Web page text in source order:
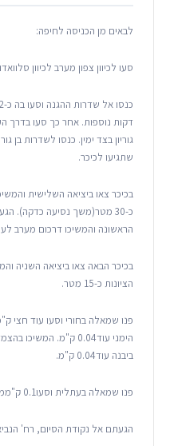
לבאים מן הכניסה לחיפה:
סעו לכיוון צפון מערב לכיוון
גוריון בצד ימין. כנסו לשדרות בן
שתגיעו לכיכר.
בכיכר צאו ביציאה השלישית
כ-30 מטר(משך נסיעה כדקה).
הראשונה והמשיכו דרכום מערב
בכיכר הבאה צאו ביציאה השניה
הציונות כ-15 מטר.
פנו שמאלה בחורי וסעו עוד
הימני עוד0.04 ק"מ.
ביבנה עוד0.04 ק"מ.
פנו שמאלה בעתלית וסעו0.1 ק"ממשך כדקה אחת של נסיעה.
הגעתם אל נקודת הסיום, רח' הנביאים 4, חיפה מצד